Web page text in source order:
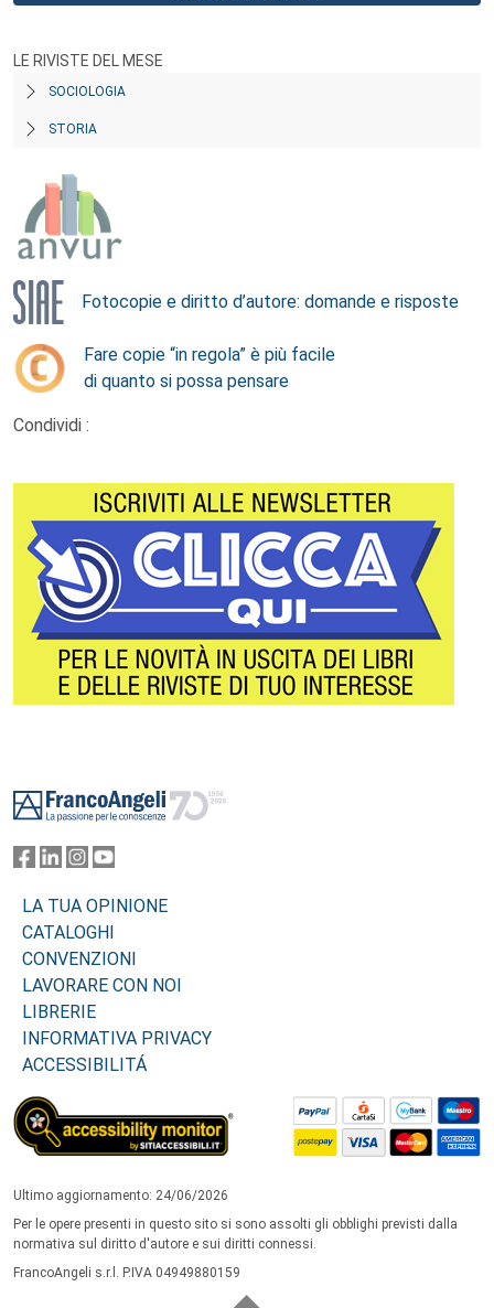
LE RIVISTE DEL MESE
SOCIOLOGIA
STORIA
Fotocopie e diritto d’autore: domande e risposte
Fare copie “in regola” è più facile
di quanto si possa pensare
Condividi :
LA TUA OPINIONE
CATALOGHI
CONVENZIONI
LAVORARE CON NOI
LIBRERIE
INFORMATIVA PRIVACY
ACCESSIBILITÁ
Ultimo aggiornamento: 24/06/2026
Per le opere presenti in questo sito si sono assolti gli obblighi previsti dalla
normativa sul diritto d'autore e sui diritti connessi.
FrancoAngeli s.r.l. P.IVA 04949880159